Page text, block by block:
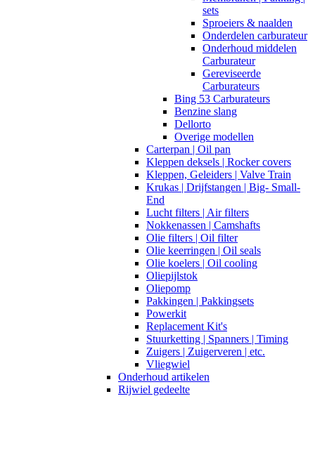
sets
Sproeiers & naalden
Onderdelen carburateur
Onderhoud middelen
Carburateur
Gereviseerde
Carburateurs
Bing 53 Carburateurs
Benzine slang
Dellorto
Overige modellen
Carterpan | Oil pan
Kleppen deksels | Rocker covers
Kleppen, Geleiders | Valve Train
Krukas | Drijfstangen | Big- Small-
End
Lucht filters | Air filters
Nokkenassen | Camshafts
Olie filters | Oil filter
Olie keerringen | Oil seals
Olie koelers | Oil cooling
Oliepijlstok
Oliepomp
Pakkingen | Pakkingsets
Powerkit
Replacement Kit's
Stuurketting | Spanners | Timing
Zuigers | Zuigerveren | etc.
Vliegwiel
Onderhoud artikelen
Rijwiel gedeelte